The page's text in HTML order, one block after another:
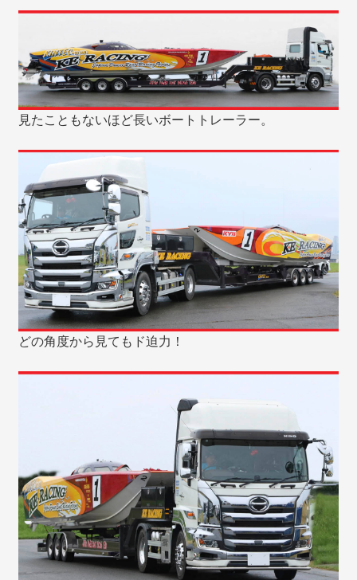
見たこともないほど長いボートトレーラー。
どの角度から見てもド迫力！